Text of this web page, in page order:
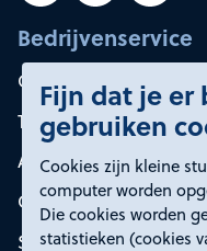
Fijn dat je er
gebruiken
Cookies zijn kleine
computer worden
Die cookies worden
statistieken (cookies
Bedrijvenservice
Container huren
Tarieven
Afvalsoorten
Onze oplossingen
Service en contact